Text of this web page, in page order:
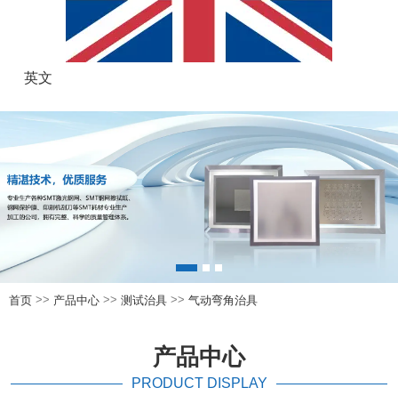
英文
首页 >> 产品中心 >> 测试治具 >> 气动弯角治具
产品中心
PRODUCT DISPLAY